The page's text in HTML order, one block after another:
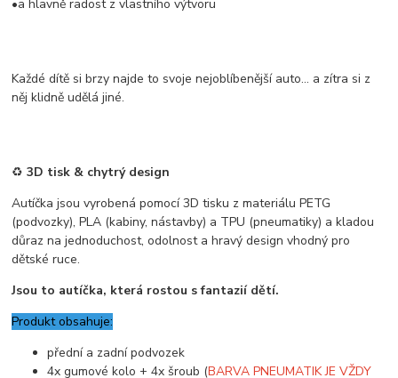
•a hlavně radost z vlastního výtvoru
Každé dítě si brzy najde to svoje nejoblíbenější auto… a zítra si z
něj klidně udělá jiné.
♻️3D tisk & chytrý design
Autíčka jsou vyrobená pomocí 3D tisku z materiálu PETG
(podvozky), PLA (kabiny, nástavby) a TPU (pneumatiky) a kladou
důraz na jednoduchost, odolnost a hravý design vhodný pro
dětské ruce.
Jsou to autíčka, která rostou s fantazií dětí.
Produkt obsahuje:
přední a zadní podvozek
4x gumové kolo + 4x šroub (BARVA PNEUMATIK JE VŽDY